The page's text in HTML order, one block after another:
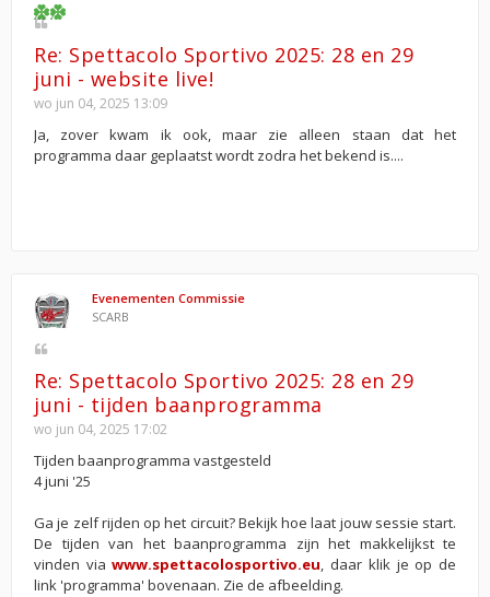
Re: Spettacolo Sportivo 2025: 28 en 29
juni - website live!
wo jun 04, 2025 13:09
Ja, zover kwam ik ook, maar zie alleen staan dat het
programma daar geplaatst wordt zodra het bekend is....
Evenementen Commissie
SCARB
Re: Spettacolo Sportivo 2025: 28 en 29
juni - tijden baanprogramma
wo jun 04, 2025 17:02
Tijden baanprogramma vastgesteld
4 juni '25
Ga je zelf rijden op het circuit? Bekijk hoe laat jouw sessie start.
De tijden van het baanprogramma zijn het makkelijkst te
vinden viawww.spettacolosportivo.eu, daar klik je op de
link 'programma' bovenaan. Zie de afbeelding.